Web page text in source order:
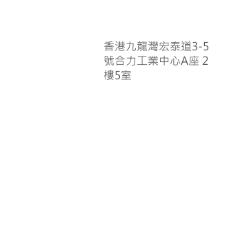
香港九龍灣宏泰道3-5
號合力工業中心A座 2
樓5室